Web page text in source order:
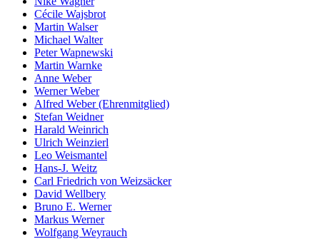
Cécile Wajsbrot
Martin Walser
Michael Walter
Peter Wapnewski
Martin Warnke
Anne Weber
Werner Weber
Alfred Weber (Ehrenmitglied)
Stefan Weidner
Harald Weinrich
Ulrich Weinzierl
Leo Weismantel
Hans-J. Weitz
Carl Friedrich von Weizsäcker
David Wellbery
Bruno E. Werner
Markus Werner
Wolfgang Weyrauch